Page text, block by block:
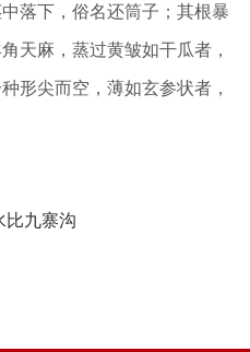
落下，俗名还筒子；其根暴
天麻，蒸过黄皱如干瓜者，
形尖而空，薄如玄参状者，
比九寨沟